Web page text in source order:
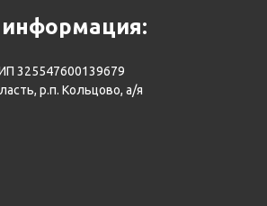
325547600139679
р.п. Кольцово, а/я